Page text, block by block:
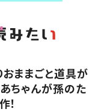
おままごと道具が
ちゃんが孫のた
！